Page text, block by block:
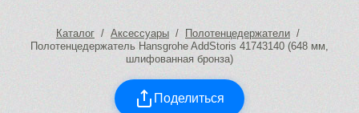
Каталог / Аксессуары / Полотенцедержатели /
Полотенцедержатель Hansgrohe AddStoris 41743140 (648 мм,
шлифованная бронза)
Поделиться